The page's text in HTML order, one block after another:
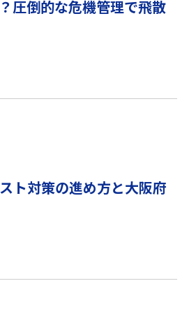
圧倒的な危機管理で飛散
ト対策の進め方と大阪府